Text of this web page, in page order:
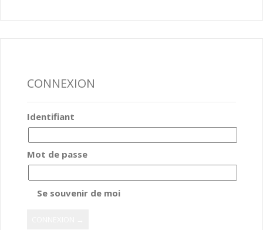
CONNEXION
Identifiant
Mot de passe
Se souvenir de moi